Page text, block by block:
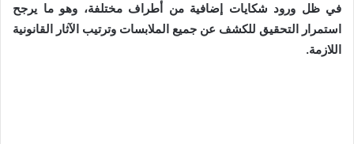
في ظل ورود شكايات إضافية من أطراف مختلفة، وهو ما يرجح
استمرار التحقيق للكشف عن جميع الملابسات وترتيب الآثار القانونية
اللازمة.